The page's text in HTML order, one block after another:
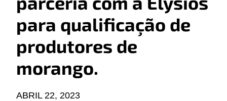
para qualificação de
produtores de
morango.
ABRIL 22, 2023